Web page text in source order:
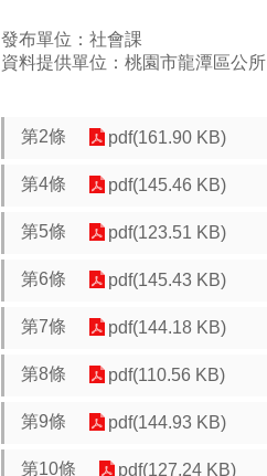
發布單位：社會課
資料提供單位：桃園市龍潭區公所
第2條 pdf(161.90 KB)
第4條 pdf(145.46 KB)
第5條 pdf(123.51 KB)
第6條 pdf(145.43 KB)
第7條 pdf(144.18 KB)
第8條 pdf(110.56 KB)
第9條 pdf(144.93 KB)
第10條 pdf(127.24 KB)